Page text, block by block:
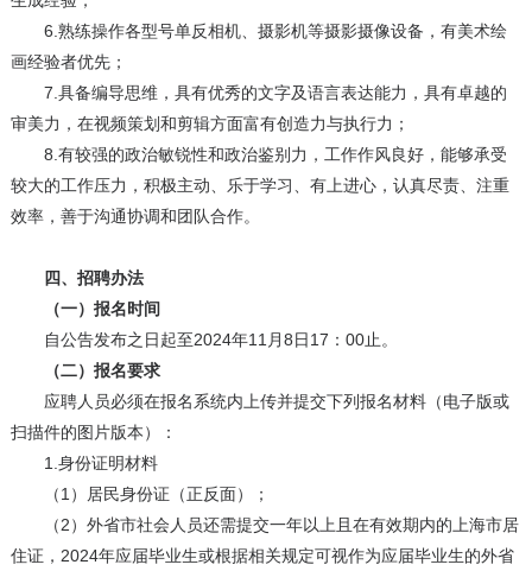
6.熟练操作各型号单反相机、摄影机等摄影摄像设备，有美术绘
画经验者优先；
7.具备编导思维，具有优秀的文字及语言表达能力，具有卓越的
审美力，在视频策划和剪辑方面富有创造力与执行力；
8.有较强的政治敏锐性和政治鉴别力，工作作风良好，能够承受
较大的工作压力，积极主动、乐于学习、有上进心，认真尽责、注重
效率，善于沟通协调和团队合作。
四、招聘办法
（一）报名时间
自公告发布之日起至2024年11月8日17：00止。
（二）报名要求
应聘人员必须在报名系统内上传并提交下列报名材料（电子版或
扫描件的图片版本）：
1.身份证明材料
（1）居民身份证（正反面）；
（2）外省市社会人员还需提交一年以上且在有效期内的上海市居
住证，2024年应届毕业生或根据相关规定可视作为应届毕业生的外省